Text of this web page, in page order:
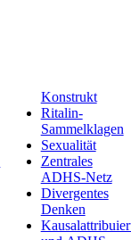
Konstrukt
Ritalin-
Sammelklagen
Sexualität
Zentrales
ADHS-Netz
Divergentes
Denken